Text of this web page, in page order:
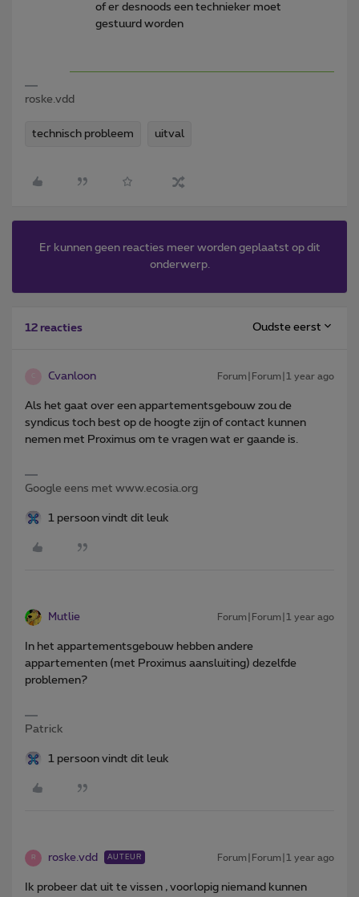
of er desnoods een technieker moet
gestuurd worden
roske.vdd
technisch probleem uitval
Er kunnen geen reacties meer worden geplaatst op dit
onderwerp.
12 reacties Oudste eerst
Cvanloon Forum|Forum|1 year ago
Als het gaat over een appartementsgebouw zou de
syndicus toch best op de hoogte zijn of contact kunnen
nemen met Proximus om te vragen wat er gaande is.
Google eens met www.ecosia.org
1 persoon vindt dit leuk
Mutlie Forum|Forum|1 year ago
In het appartementsgebouw hebben andere
appartementen (met Proximus aansluiting) dezelfde
problemen?
Patrick
1 persoon vindt dit leuk
R roske.vdd AUTEUR Forum|Forum|1 year ago
Ik probeer dat uit te vissen , voorlopig niemand kunnen